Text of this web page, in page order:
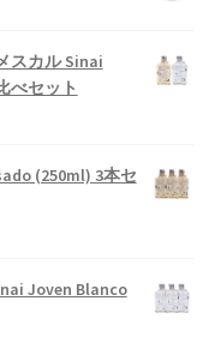
スカル Sinai
べセット
(250ml) 3本セ
Joven Blanco